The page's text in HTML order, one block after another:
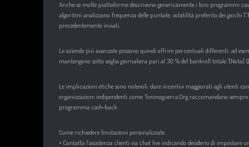
Anche se molte piattaforme descrivono genericamente i loro programmi
algoritmi analizzano frequenza delle puntate, volatilità preferita dei giochi
precedentemente inviati.​
Le aziende più avanzate possono quindi offrire percentuali differenti: ad
mantengono sotto soglia giornaliera pari al 30 % del bankroll
Le implicazioni etiche sono notevoli: dare incentivi maggiorati agli utenti
organizzazioni indipendenti come Toninoguerra.Org raccomandano
programma cash‑back.​
Come richiedere limitazioni personalizzate
• Contatta l’assistenza clienti via chat live indicando desiderio di impostare